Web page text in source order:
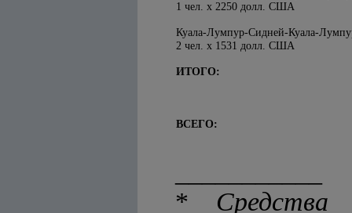
1 чел. х 2250 долл. США
Куала-Лумпур-Сидней-Куала-
2 чел. х 1531 долл. США
ИТОГО:
ВСЕГО:
*